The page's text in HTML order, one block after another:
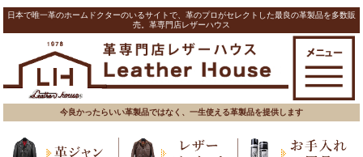
日本で唯一革のホームドクターのいるサイトで、革のプロがセレクトした最良の革製品を多数販
売。革専門店レザーハウス
今良かったらいい革製品ではなく、一生使える革製品を提供します